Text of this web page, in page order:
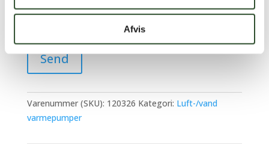
Afvis
Varenummer (SKU): 120326 Kategori: Luft-/vand
varmepumper